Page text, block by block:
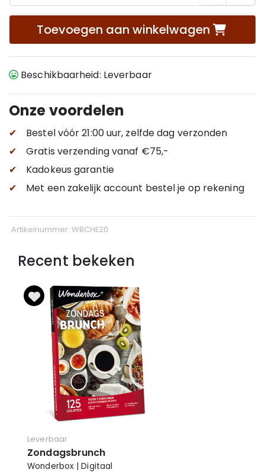
Toevoegen aan winkelwagen
Beschikbaarheid: Leverbaar
Onze voordelen
✔
Bestel vóór 21:00 uur, zelfde dag verzonden
✔
Gratis verzendingvanaf €75,-
✔
Kadokeus garantie
✔
Met een zakelijk account bestel je op rekening
Artikelnummer: WBCHE20
Recent bekeken
Leverbaar
Zondagsbrunch
Wonderbox | Digitaal